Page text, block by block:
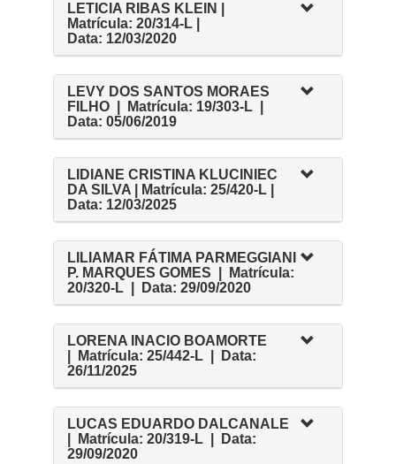
LETICIA RIBAS KLEIN |
Matrícula: 20/314-L |
Data: 12/03/2020
LEVY DOS SANTOS MORAES
FILHO | Matrícula: 19/303-L |
Data: 05/06/2019
LIDIANE CRISTINA KLUCINIEC
DA SILVA | Matrícula: 25/420-L |
Data: 12/03/2025
LILIAMAR FÁTIMA PARMEGGIANI
P. MARQUES GOMES | Matrícula:
20/320-L | Data: 29/09/2020
LORENA INACIO BOAMORTE
| Matrícula: 25/442-L | Data:
26/11/2025
LUCAS EDUARDO DALCANALE
| Matrícula: 20/319-L | Data:
29/09/2020